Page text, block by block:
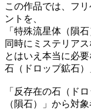
この作品では、フ
ントを、
「特殊流星体（隕
同時にミステリア
とはいえ本当に必
石（ドロップ鉱石）
「反存在の石（ド
（隕石）」から対